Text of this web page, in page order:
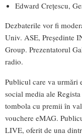
Edward Crețescu,
Dezbaterile vor fi
Univ. ASE, Președinte
Group. Prezentatorul
radio.
Publicul care va urmări
social media ale
tombola cu premii în
vouchere eMAG.
LIVE, oferit de una